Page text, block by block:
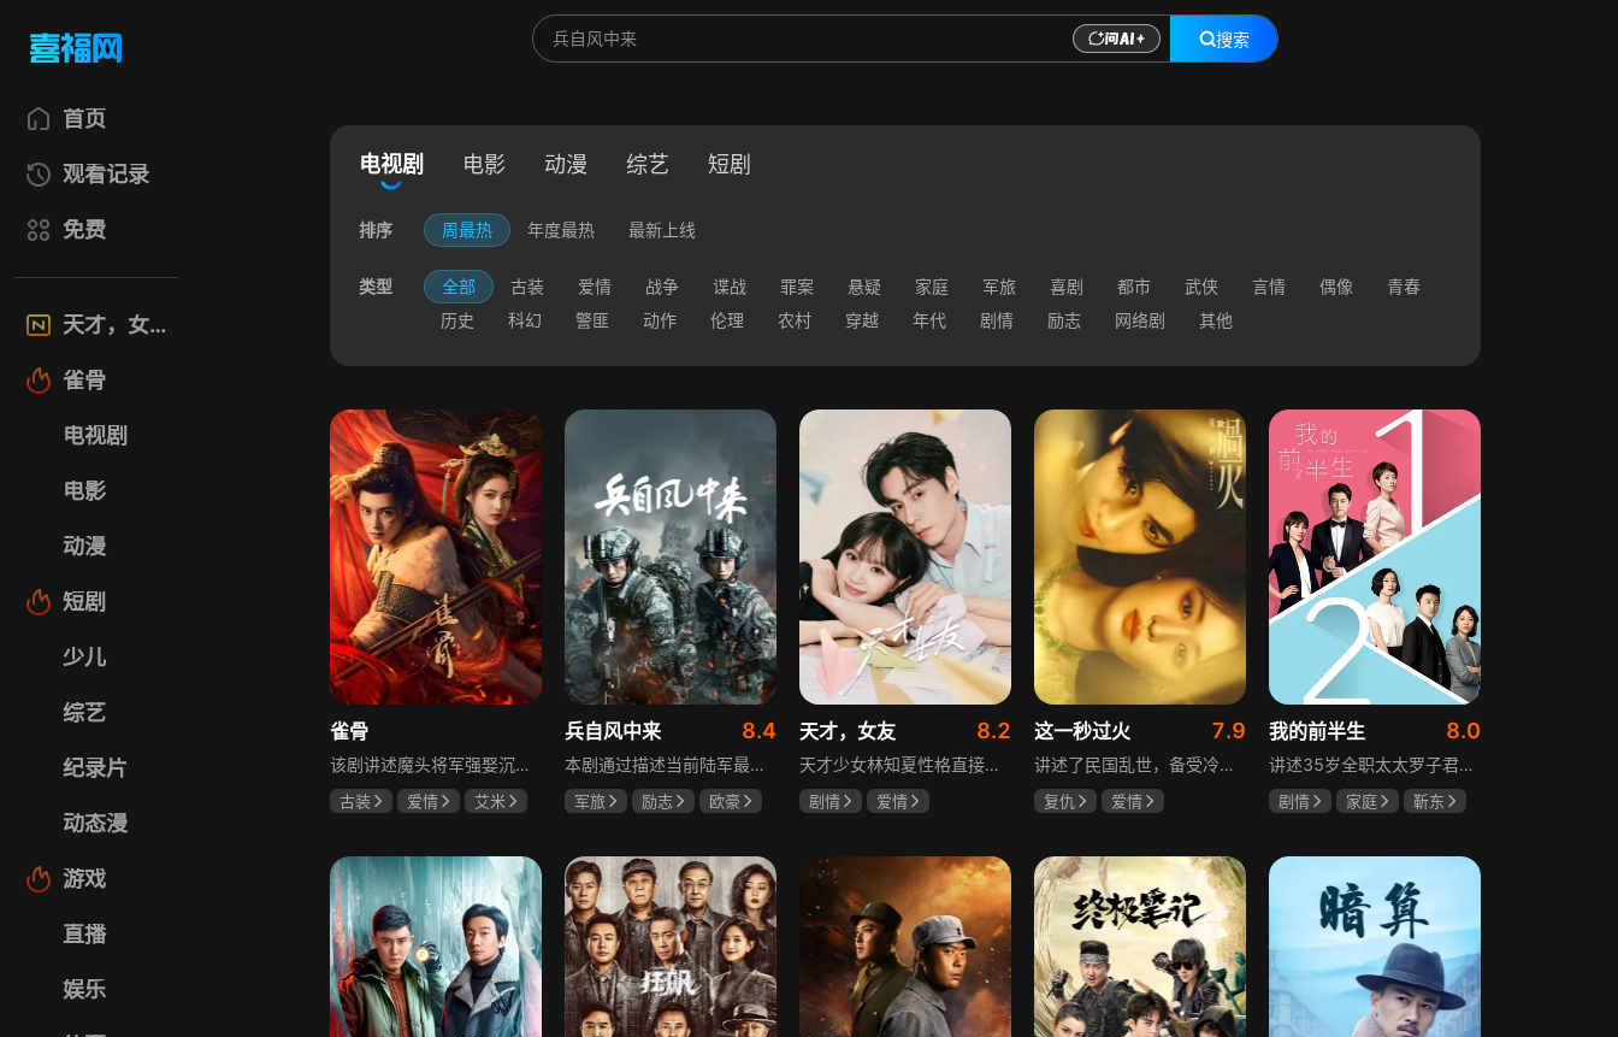
搜索
首页
观看记录
免费
天才，女友
雀骨
电视剧
电影
动漫
短剧
少儿
综艺
纪录片
动态漫
游戏
直播
娱乐
电视剧 电影 动漫 综艺 短剧
排序 周最热 年度最热 最新上线
类型 全部 古装 爱情 战争 谍战 罪案 悬疑 家庭 军旅 喜剧 都市 武侠 言情 偶像
青春
历史
科幻 警匪 动作 伦理 农村 穿越 年代 剧情 励志 网络剧 其他
雀骨
该剧讲述魔头将军强娶沉迷机关术的财迷假千金，两人从契约夫妻起步，在生死局中互扒马甲，爱意与杀意交织共生。过程中他们揭露朝堂阴谋，破解生死乱局，最终共同守护家国太平，融合了权谋、爱情、冒险等多重元素，情节跌宕起伏。
古装 爱情
艾米
兵自风中来 8.4
本剧通过描述当前陆军最具新型作战特色的特战、空突、侦察、信息等代表性兵种的官兵练兵备战，在历次实战演习中磨砺意志技能、逐渐形成新质作战能力等故事，反映了某集团军党委坚决落实习主席新时代强军思想，着眼打造一流陆军，谋划转型，大力推进战斗力建设的历史担当，浓缩了陆军官兵改革面前备战打仗矢志强军的铁血追求、展现了新时代陆军官兵积极投身军队转型的全新风貌，是一部融合备战打仗、青春成长励志、英雄主义传承，同时将军人荣誉、使命、爱情熔为一炉的军事题材正能量大剧。
军旅 励志
欧豪
天才，女友 8.2
天才少女林知夏性格直接、不善交际，从小没有好友。考入省一中后，她因解题比拼与性格阳光的学霸江逾白相识并成为同桌。作为社交达人的江逾白帮林知夏融入集体交到汤婷婷、段启言、沈负暄、金百慧等朋友，林知夏为表达感谢帮他补习功课，两人渐渐从竞争走向互助，最终成为最好的朋友。俩人还一同解决同学被骗、一起参加社团活动与省数学竞赛，在这个过程中，江逾白对林知夏感情渐深，但只把爱意埋在心里。林知夏被保送复旦后，江逾白准备在毕业之旅对她告白，却因母亲卷入诈骗案而遗憾离开，俩人最终能否冲破阻碍走到一起
剧情
爱情
这一秒过火 7.9
讲述了民国乱世，备受冷眼的世家少爷慕容清峄与饱受苦难的复仇孤女任素素阴差阳错结缘相识，却因误会含恨而别。两人再重逢，却身份错位，陷入爱恨交织的极限拉扯中。二人历经世事波折与生离死别，最后携手直面乱世危局。
复仇
爱情
我的前半生 8.0
讲述35岁全职太太罗子君因丈夫突然离婚陷入人生谷底，带孩子闯入社会，从安逸走向落魄。贺涵作为事业有成的精英，平静生活被罗子君打破，需应对各类突发状况。生活逼迫罗子君重拾骨气，贺涵也收获温暖，二人历经波折，罗子君实现自我成长，贺涵也找到人生新方向，展现都市女性蜕变与情感纠葛。
剧情 家庭
靳东